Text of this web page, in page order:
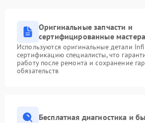
Оригинальные запчасти и
сертифицированные мастера
Используются оригинальные детали
сертификацию специалисты, что
работу после ремонта и сохранение
обязательств
Бесплатная диагностика и